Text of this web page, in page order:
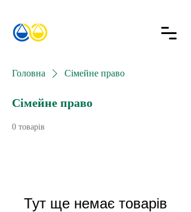
Головна Сімейне право
Сімейне право
0 товарів
Тут ще немає товарів